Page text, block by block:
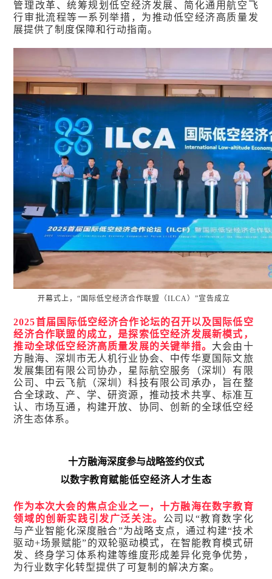
管理改革、统筹规划低空经济发展、简化通用航空飞
行审批流程等一系列举措，为推动低空经济高质量发
展提供了制度保障和行动指南。
开幕式上，“国际低空经济合作联盟（ILCA）”宣告成立
2025首届国际低空经济合作论坛的召开以及国际低空
经济合作联盟的成立，是探索低空经济发展新模式，
推动全球低空经济高质量发展的关键举措。 大会由十
方融海、深圳市无人机行业协会、中传华夏国际文旅
发展集团有限公司协办，星际航空服务（深圳）有限
公司、中云飞航（深圳）科技有限公司承办，旨在整
合全球政、产、学、研资源，推动技术共享、标准互
认、市场互通，构建开放、协同、创新的全球低空经
济生态体系。
十方融海深度参与战略签约仪式
以数字教育赋能低空经济人才生态
作为本次大会的焦点企业之一，十方融海在数字教育
领域的创新实践引发广泛关注。 公司以“教育数字化
与产业智能化深度融合”为战略支点，通过构建“技术
驱动+场景赋能”的双轮驱动模式，在智能教育模式研
发、终身学习体系构建等维度形成差异化竞争优势，
为行业数字化转型提供了可复制的解决方案。